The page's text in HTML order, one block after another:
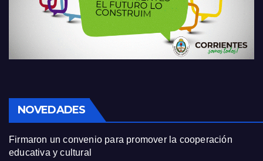
NOVEDADES
Firmaron un convenio para promover la cooperación
educativa y cultural